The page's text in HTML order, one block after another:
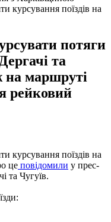
курсування поїздів на
потяги
та
на маршруті
рейковий
курсування поїздів на
це повідомили у прес-
та Чугуїв.